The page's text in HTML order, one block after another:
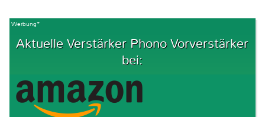
Werbung*
Aktuelle Verstärker Phono Vorverstärker
bei: